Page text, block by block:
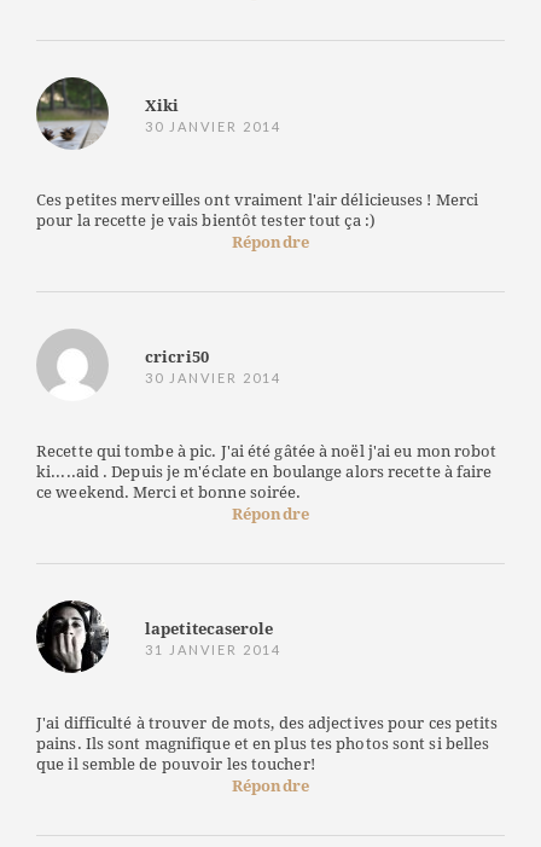
Xiki
30 JANVIER 2014
Ces petites merveilles ont vraiment l'air délicieuses ! Merci
pour la recette je vais bientôt tester tout ça :)
Répondre
cricri50
30 JANVIER 2014
Recette qui tombe à pic. J'ai été gâtée à noël j'ai eu mon robot
ki.....aid . Depuis je m'éclate en boulange alors recette à faire
ce weekend. Merci et bonne soirée.
Répondre
lapetitecaserole
31 JANVIER 2014
J'ai difficulté à trouver de mots, des adjectives pour ces petits
pains. Ils sont magnifique et en plus tes photos sont si belles
que il semble de pouvoir les toucher!
Répondre